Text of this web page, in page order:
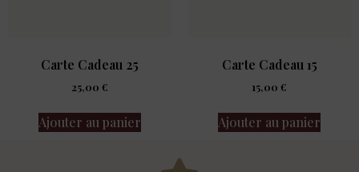
Carte Cadeau 25
25,00 €
Ajouter au panier
Carte Cadeau 15
15,00 €
Ajouter au panier